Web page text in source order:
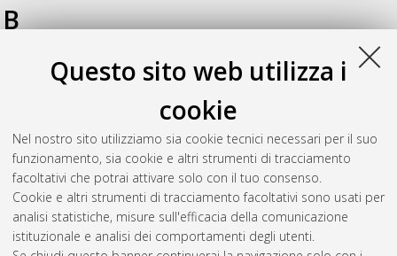
Questo sito web utilizza i
cookie
Nel nostro sito utilizziamo sia cookie tecnici necessari per il suo
funzionamento, sia cookie e altri strumenti di tracciamento
facoltativi che potrai attivare solo con il tuo consenso.
Cookie e altri strumenti di tracciamento facoltativi sono usati per
analisi statistiche, misure sull'efficacia della comunicazione
istituzionale e analisi dei comportamenti degli utenti.
B
Becherelli, Marco(2010)Functional characterization of
Streptococcus pyogenes pili , [Dissertation thesis], Alma Mater
Studiorum Università di Bologna. Dottorato di ricerca in
Biologia cellulare, molecolare e industriale/cellular, molecular
and industrial biology: progetto n. 2 Biologia funzionale dei
sistemi cellulari e molecolari , 22 Ciclo.
Questa lista e' stata generata il Wed Aug 5 20:48:37 2026